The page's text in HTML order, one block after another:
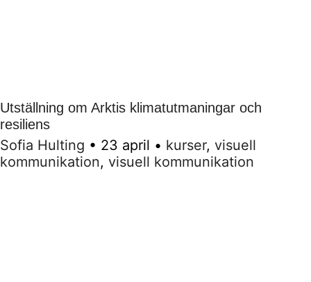
Utställning om Arktis klimatutmaningar och
resiliens
Sofia Hulting • 23 april • kurser, visuell
kommunikation, visuell kommunikation